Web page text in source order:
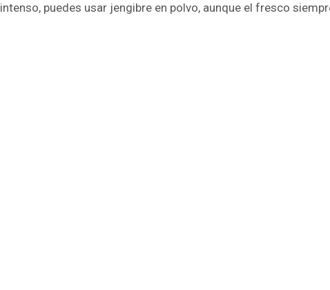
intenso, puedes usar jengibre en polvo, aunque el fresco